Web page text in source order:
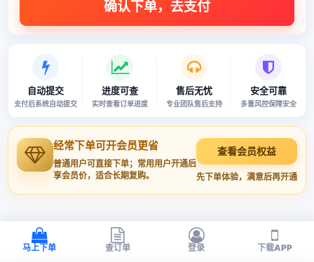
自动提交
支付后系统自动提交
进度可查
实时查看订单进度
售后无忧
专业团队售后支持
安全可靠
多重风控保障安全
经常下单可开会员更省
普通用户可直接下单；常用用户开通后
享会员价，适合长期复购。
查看会员权益
先下单体验，满意后再开通
马上下单 查订单 登录 下载APP